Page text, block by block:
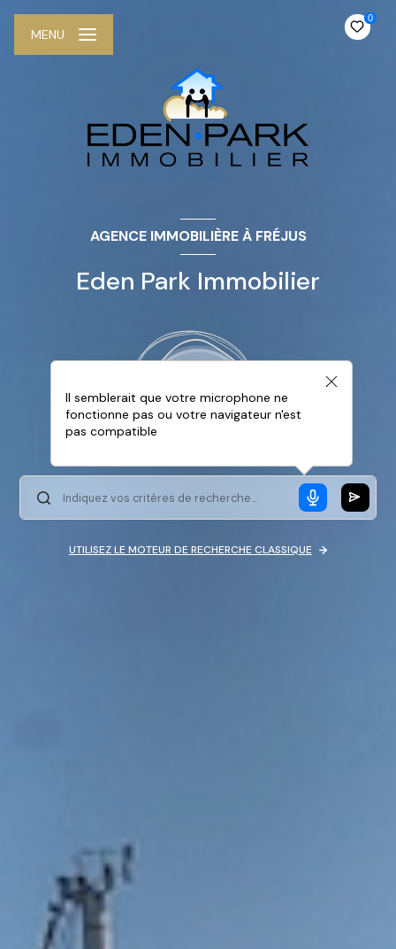
0
MENU
AGENCE IMMOBILIÈRE À FRÉJUS
Eden Park Immobilier
Il semblerait que votre microphone ne
fonctionne pas ou votre navigateur n'est
pas compatible
UTILISEZ LE MOTEUR DE RECHERCHE CLASSIQUE